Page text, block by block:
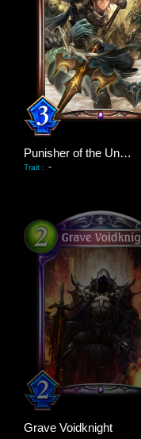
Punisher of the Undead
Trait : -
Grave Voidknight